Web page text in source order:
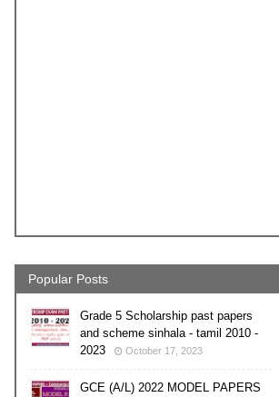
Popular Posts
Grade 5 Scholarship past papers
and scheme sinhala - tamil 2010 -
2023
October 17, 2023
GCE (A/L) 2022 MODEL PAPERS